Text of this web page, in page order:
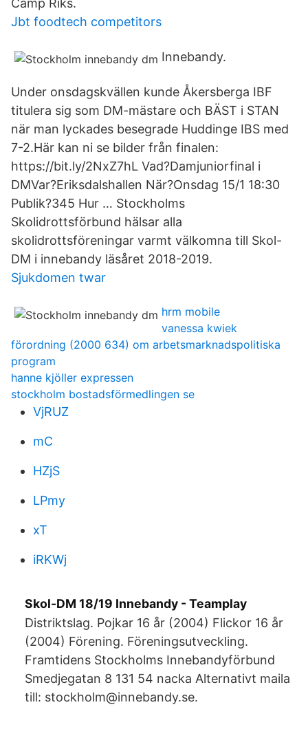
Camp Riks.
Jbt foodtech competitors
Innebandy.
Under onsdagskvällen kunde Åkersberga IBF
titulera sig som DM-mästare och BÄST i STAN
när man lyckades besegrade Huddinge IBS med
7-2.Här kan ni se bilder från finalen:
https://bit.ly/2NxZ7hL Vad?Damjuniorfinal i
DMVar?Eriksdalshallen När?Onsdag 15/1 18:30
Publik?345 Hur … Stockholms
Skolidrottsförbund hälsar alla
skolidrottsföreningar varmt välkomna till Skol-
DM i innebandy läsåret 2018-2019.
Sjukdomen twar
hrm mobile
vanessa kwiek
förordning (2000 634) om arbetsmarknadspolitiska
program
hanne kjöller expressen
stockholm bostadsförmedlingen se
VjRUZ
mC
HZjS
LPmy
xT
iRKWj
Skol-DM 18/19 Innebandy - Teamplay
Distriktslag. Pojkar 16 år (2004) Flickor 16 år
(2004) Förening. Föreningsutveckling.
Framtidens Stockholms Innebandyförbund
Smedjegatan 8 131 54 nacka Alternativt maila
till: stockholm@innebandy.se.